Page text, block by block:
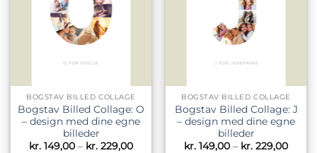
BOGSTAV BILLED COLLAGE
Bogstav Billed Collage: O
– design med dine egne
billeder
kr. 149,00 – kr. 229,00Prisinterval:
BOGSTAV BILLED COLLAGE
Bogstav Billed Collage: J
– design med dine egne
billeder
kr. 149,00 – kr. 229,00